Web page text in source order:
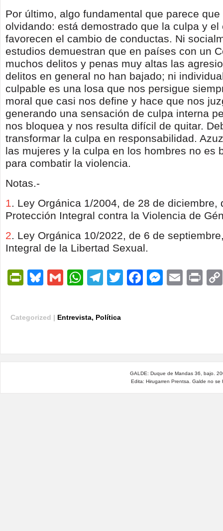
Por último, algo fundamental que parece
olvidando: está demostrado que la culpa y el
favorecen el cambio de conductas. Ni
estudios demuestran que en países con un
muchos delitos y penas muy altas las
delitos en general no han bajado; ni
culpable es una losa que nos persigue
moral que casi nos define y hace que nos
generando una sensación de culpa interna
nos bloquea y nos resulta difícil de quitar.
transformar la culpa en responsabilidad.
las mujeres y la culpa en los hombres no es
para combatir la violencia.
Notas.-
1. Ley Orgánica 1/2004, de 28 de diciembre,
Protección Integral contra la Violencia de
2. Ley Orgánica 10/2022, de 6 de
Integral de la Libertad Sexual.
PrintFriendly
Bluesky
GmailWhatsApp
Telegram
TwitterFacebook
Email
Categorized | Entrevista, Política
GALDE: Duque de Mandas 36, bajo.
Edita: Hirugarren Prentsa. Galde no